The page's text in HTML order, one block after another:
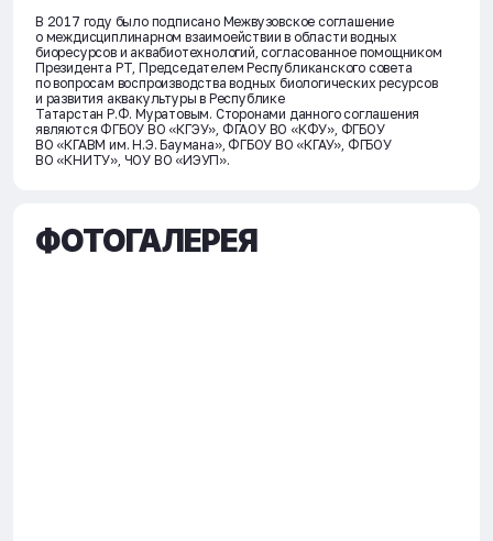
В 2017 году было подписано Межвузовское соглашение
о междисциплинарном взаимоействии в области водных
биоресурсов и аквабиотехнологий, согласованное помощником
Президента РТ, Председателем Республиканского совета
по вопросам воспроизводства водных биологических ресурсов
и развития аквакультуры в Республике
Татарстан Р.Ф. Муратовым. Сторонами данного соглашения
являются ФГБОУ ВО «КГЭУ», ФГАОУ ВО «КФУ», ФГБОУ
ВО «КГАВМ им. Н.Э. Баумана», ФГБОУ ВО «КГАУ», ФГБОУ
ВО «КНИТУ», ЧОУ ВО «ИЭУП».
ФОТОГАЛЕРЕЯ